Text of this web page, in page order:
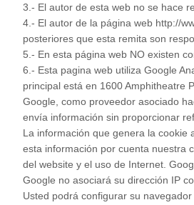
3.- El autor de esta web no se hace
4.- El autor de la página web http://
posteriores que esta remita son
5.- En esta página web NO existen
6.- Esta pagina web utiliza Google
principal está en 1600 Amphitheatre
Google, como proveedor asociado
envía información sin proporcionar
La información que genera la cookie
esta información por cuenta nuestra
del website y el uso de Internet.
Google no asociará su dirección IP
Usted podrá configurar su